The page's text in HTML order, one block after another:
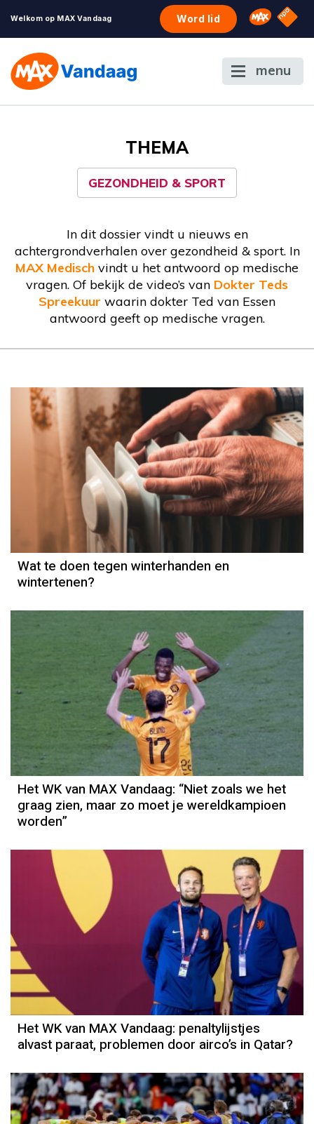
Welkom op MAX Vandaag Word lid Omroep
NPO
menu
THEMA
GEZONDHEID & SPORT
In dit dossier vindt u nieuws en
achtergrondverhalen over gezondheid & sport. In
MAX Medisch vindt u het antwoord op medische
vragen. Of bekijk de video’s van Dokter Teds
Spreekuur waarin dokter Ted van Essen
antwoord geeft op medische vragen.
Wat te doen tegen winterhanden en
wintertenen?
Het WK van MAX Vandaag: “Niet zoals we het
graag zien, maar zo moet je wereldkampioen
worden”
Het WK van MAX Vandaag: penaltylijstjes
alvast paraat, problemen door airco’s in Qatar?